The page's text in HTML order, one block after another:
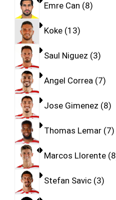
Emre Can 8
Koke 13
Saul Niguez 3
Angel Correa 7
Jose Gimenez 8
Thomas Lemar 7
Marcos Llorente 8
Stefan Savic 3